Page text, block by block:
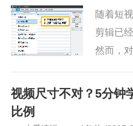
随着短
剪辑已
然而，
众多剪
视频尺寸不对？5分钟
比例